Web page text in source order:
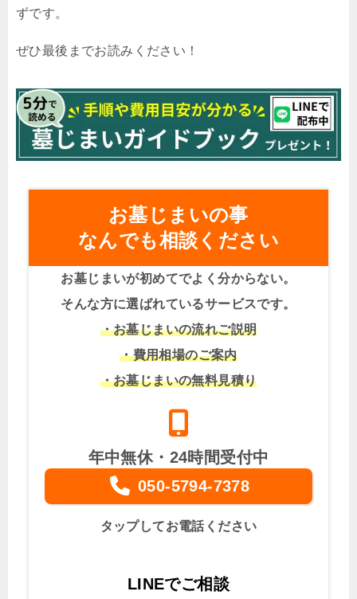
ずです。
ぜひ最後までお読みください！
お墓じまいの事
なんでも相談ください
お墓じまいが初めてでよく分からない。
そんな方に選ばれているサービスです。
・お墓じまいの流れご説明
・費用相場のご案内
・お墓じまいの無料見積り
年中無休・24時間受付中
050-5794-7378
タップしてお電話ください
LINEでご相談